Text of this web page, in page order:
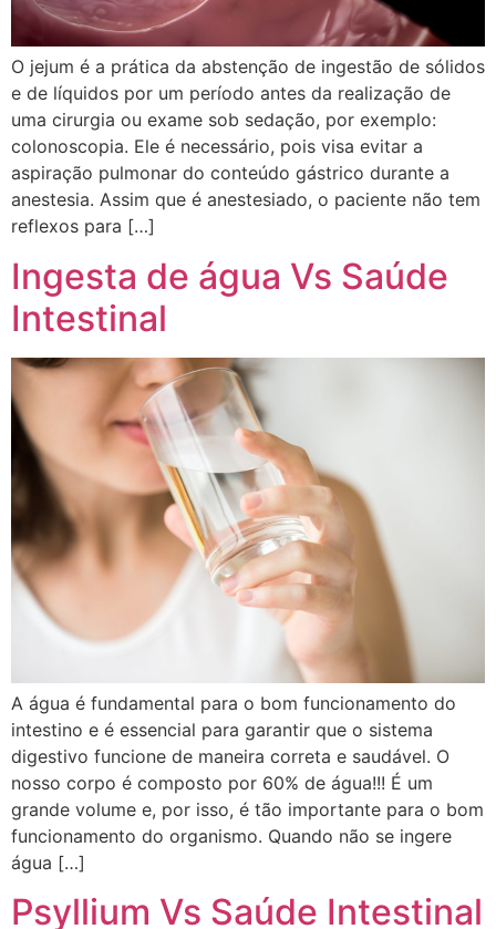
O jejum é a prática da abstenção de ingestão de sólidos
e de líquidos por um período antes da realização de
uma cirurgia ou exame sob sedação, por exemplo:
colonoscopia. Ele é necessário, pois visa evitar a
aspiração pulmonar do conteúdo gástrico durante a
anestesia. Assim que é anestesiado, o paciente não tem
reflexos para […]
Ingesta de água Vs Saúde
Intestinal
A água é fundamental para o bom funcionamento do
intestino e é essencial para garantir que o sistema
digestivo funcione de maneira correta e saudável. O
nosso corpo é composto por 60% de água!!! É um
grande volume e, por isso, é tão importante para o bom
funcionamento do organismo. Quando não se ingere
água […]
Psyllium Vs Saúde Intestinal